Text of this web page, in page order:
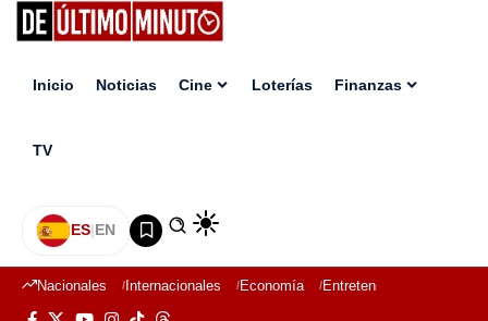
Inicio Noticias Cine Loterías Finanzas
TV
ES|EN
Nacionales Internacionales Economía Entretenimiento